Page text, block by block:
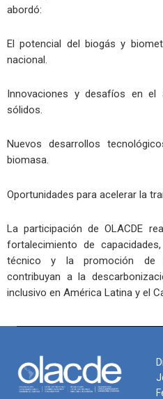
abordó:
El potencial del biogás y
nacional.
Innovaciones y desafíos en el
sólidos.
Nuevos desarrollos
biomasa.
Oportunidades para acelerar la
La participación de OLACDE
fortalecimiento de
técnico y la promoción de
contribuyan a la
inclusivo en América Latina y el